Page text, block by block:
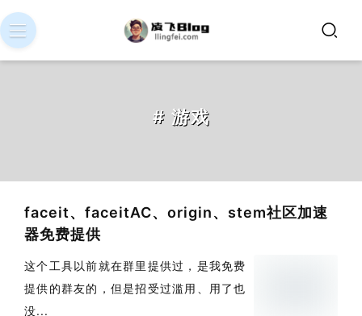
# 游戏
faceit、faceitAC、origin、stem社区加速
器免费提供
这个工具以前就在群里提供过，是我免费
提供的群友的，但是招受过滥用、用了也
没...